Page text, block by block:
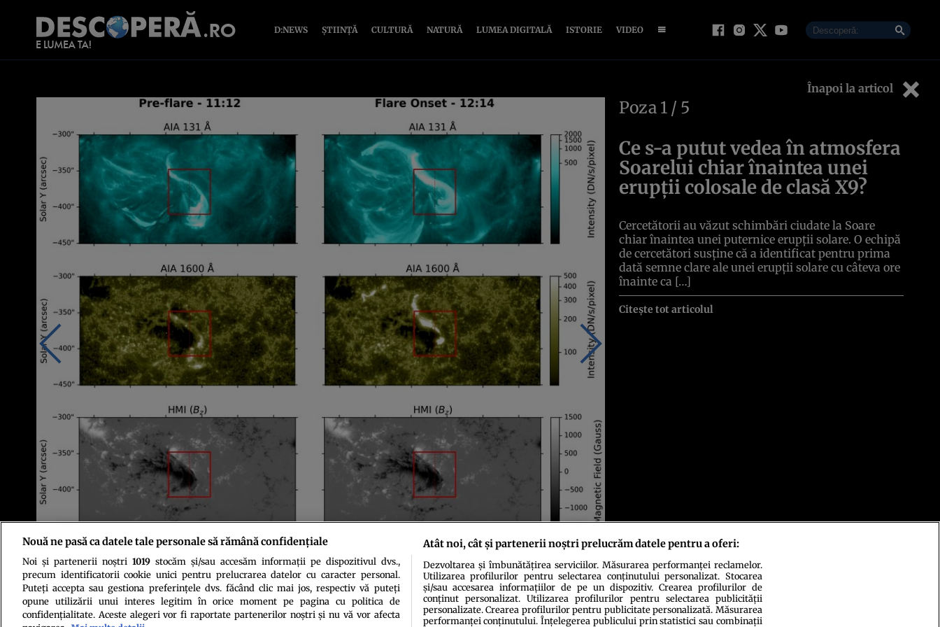
D:NEWS ȘTIINȚĂ CULTURĂ NATURĂ LUMEA DIGITALĂ ISTORIE VIDEO
Înapoi la articol
Foto: Seyfritz et al., Solar Physics, 2026
Poza 1 / 5
Ce s-a putut vedea în atmosfera
Soarelui chiar înaintea unei
erupții colosale de clasă X9?
Cercetătorii au văzut schimbări ciudate la Soare
chiar înaintea unei puternice erupții solare. O echipă
de cercetători susține că a identificat pentru prima
dată semne clare ale unei erupții solare cu câteva ore
înainte ca […]
Citește tot articolul
Nouă ne pasă ca datele tale personale să rămână confidențiale
Noi și partenerii noștri 1019stocăm și/sau accesăm informații pe dispozitivul dvs.,
precum identificatorii cookie unici pentru prelucrarea datelor cu caracter personal.
Puteți accepta sau gestiona preferințele dvs. făcând clic mai jos, respectiv vă puteți
opune utilizării unui interes legitim în orice moment pe pagina cu politica de
confidențialitate. Aceste alegeri vor fi raportate partenerilor noștri și nu vă vor afecta
Atât noi, cât și partenerii noștri prelucrăm datele pentru a oferi:
Dezvoltarea și îmbunătățirea serviciilor. Măsurarea performanței reclamelor.
Utilizarea profilurilor pentru selectarea conținutului personalizat. Stocarea
și/sau accesarea informațiilor de pe un dispozitiv. Crearea profilurilor de
conținut personalizat. Utilizarea profilurilor pentru selectarea publicității
personalizate. Crearea profilurilor pentru publicitate personalizată. Măsurarea
performanței conținutului. Înțelegerea publicului prin statistici sau combinații